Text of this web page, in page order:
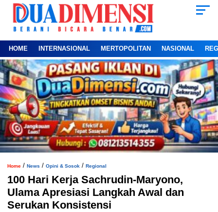
HOME INTERNASIONAL MERTOPOLITAN NASIONAL
Home / News / Opini & Sosok / Regional
100 Hari Kerja Sachrudin-Maryono,
Ulama Apresiasi Langkah Awal dan
Serukan Konsistensi